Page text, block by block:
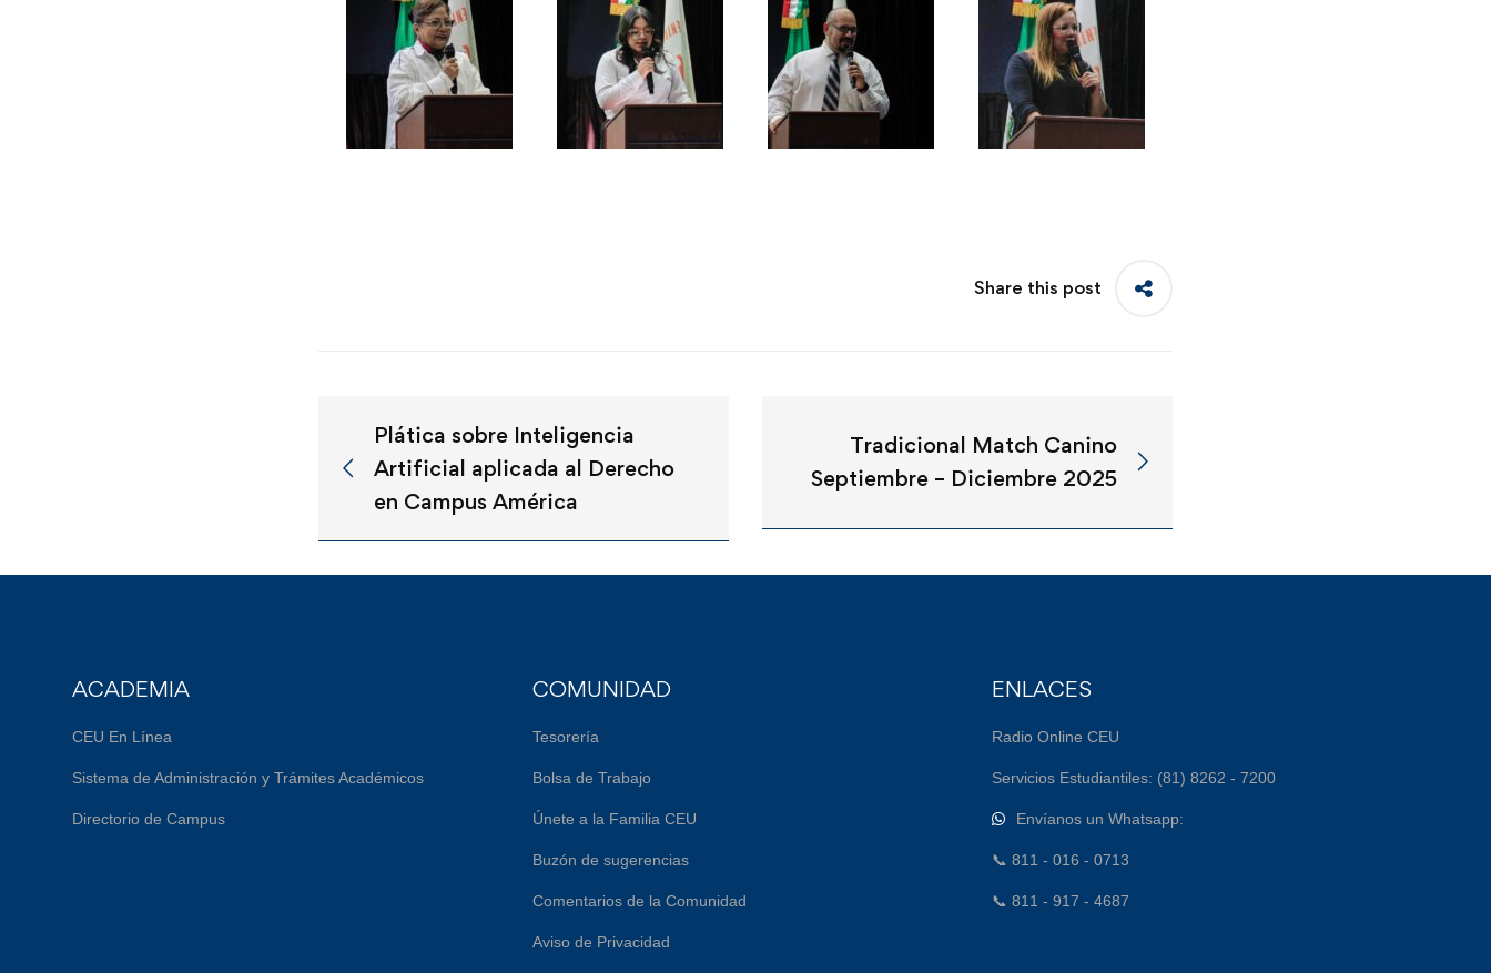
Share this post
Plática sobre Inteligencia
Artificial aplicada al Derecho
en Campus América
Tradicional Match Canino
Septiembre – Diciembre 2025
ACADEMIA
CEU En Línea
Sistema de Administración y Trámites Académicos
Directorio de Campus
COMUNIDAD
Tesorería
Bolsa de Trabajo
Únete a la Familia CEU
Buzón de sugerencias
Comentarios de la Comunidad
Aviso de Privacidad
ENLACES
Radio Online CEU
Servicios Estudiantiles: (81) 8262 - 7200
Envíanos un Whatsapp:
📞 811 - 016 - 0713
📞 811 - 917 - 4687